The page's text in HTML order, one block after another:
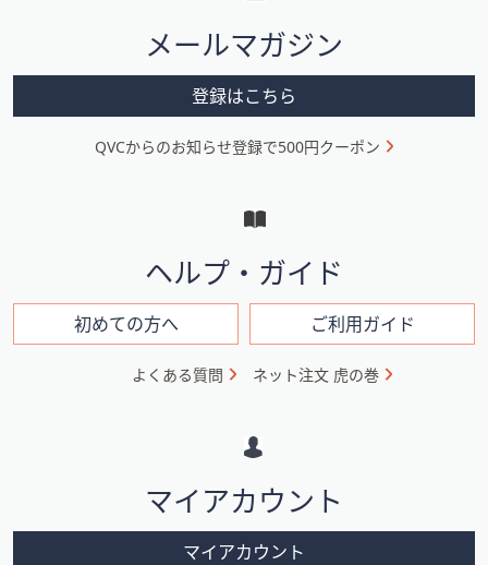
メ
ニ
ン
ン
メールマガジン
登録はこちら
QVCからのお知らせ登録で500円クーポン
ヘルプ・ガイド
初めての方へ ご利用ガイド
よくある質問 ネット注文 虎の巻
マイアカウント
マイアカウント